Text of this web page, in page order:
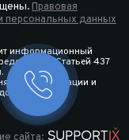
Правовая
персональных данных
информационный
Статьей 437
спецификации иЗаказать